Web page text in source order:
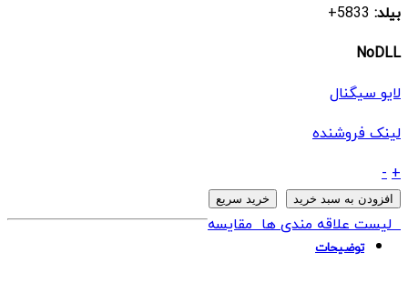
بیلد:
NoDLL
لایو سیگنال
لینک فروشنده
ربات
BB
Return
MT5
+
-
افزودن به سبد خرید خرید سریع
لیست علاقه مندی هامقایسه
توضیحات